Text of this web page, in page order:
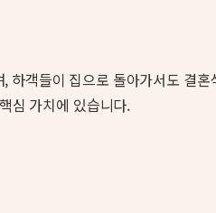
객들이 집으로 돌아가서도 결
심 가치에 있습니다.